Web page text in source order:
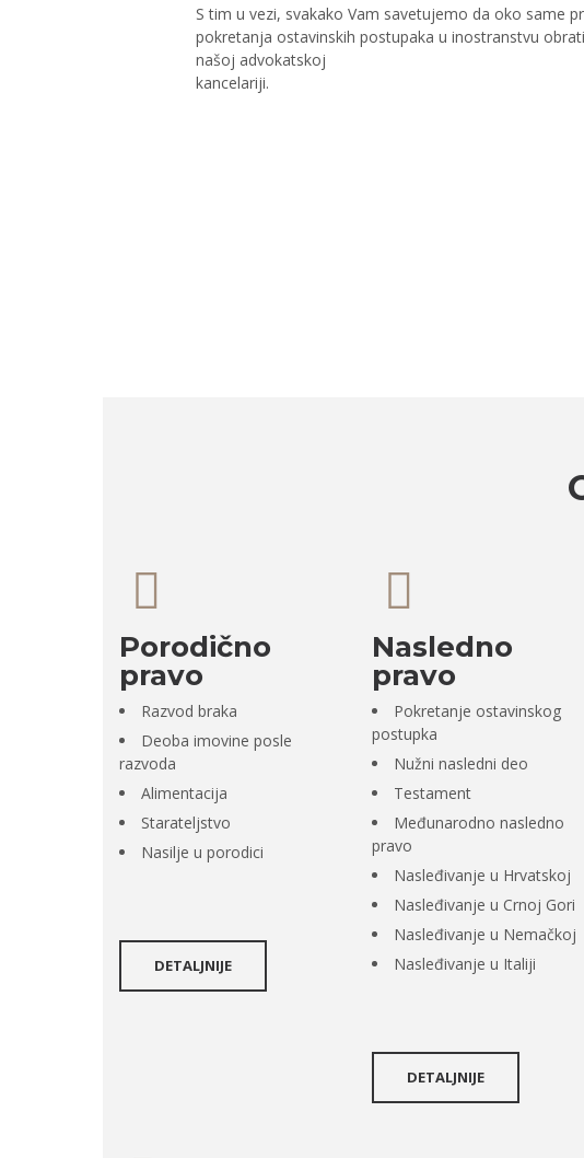
S tim u vezi, svakako Vam savetujemo da oko same
pokretanja ostavinskih postupaka u inostranstvu
našoj advokatskoj
kancelariji.
Porodično
pravo
Razvod braka
Deoba imovine posle
razvoda
Alimentacija
Starateljstvo
Nasilje u porodici
DETALJNIJE
Nasledno
pravo
Pokretanje ostavinskog
postupka
Nužni nasledni deo
Testament
Međunarodno nasledno
pravo
Nasleđivanje u Hrvatskoj
Nasleđivanje u Crnoj Gori
Nasleđivanje u Nemačkoj
Nasleđivanje u Italiji
DETALJNIJE